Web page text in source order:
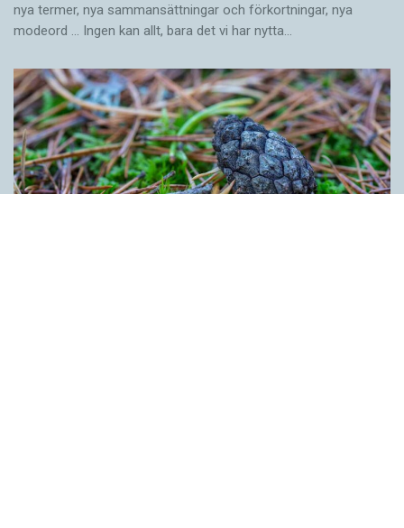
nya termer, nya samman­sättningar och förkortningar, nya
modeord … Ingen kan allt, bara det vi har nytta…